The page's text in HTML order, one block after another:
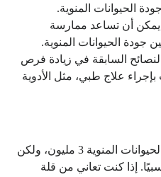
الحيوانات المنوية.
يمكن أن تساعد ممارسة
جودة الحيوانات المنوية.
النصائح السابقة في زيادة فرص
علاج طبي، مثل الأدوية
يمكن أن يحدث الحمل مع عدد الحيوانات المنوية 3 مليون، ولكن
إذا كنت تعاني من قلة